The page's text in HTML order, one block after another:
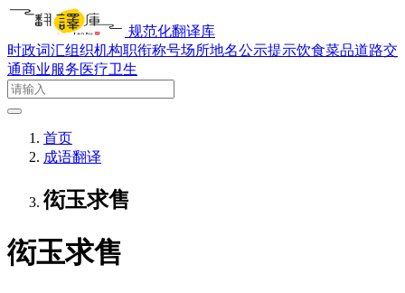
规范化翻译库
时政词汇组织机构职衔称号场所地名公示提示饮食菜品道路交
通商业服务医疗卫生
首页
成语翻译
衒玉求售
衒玉求售